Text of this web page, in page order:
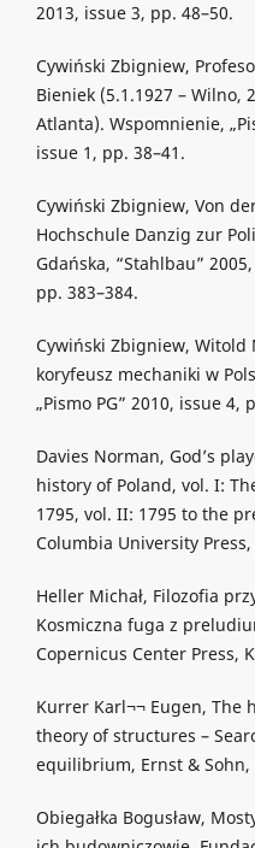
2013, issue 3, pp. 48–50.
Cywiński Zbigniew,
Bieniek (5.1.1927 – Wilno,
Atlanta). Wspomnienie,
issue 1, pp. 38–41.
Cywiński Zbigniew, Von
Hochschule Danzig zur
Gdańska, “Stahlbau”
pp. 383–384.
Cywiński Zbigniew, Witold
koryfeusz mechaniki w
„Pismo PG” 2010, issue 4,
Davies Norman, God’s
history of Poland, vol. I:
1795, vol. II: 1795 to the
Columbia University Press,
Heller Michał, Filozofia
Kosmiczna fuga z
Copernicus Center Press,
Kurrer Karl¬¬ Eugen, The
theory of structures –
equilibrium, Ernst & Sohn,
Obiegałka Bogusław,